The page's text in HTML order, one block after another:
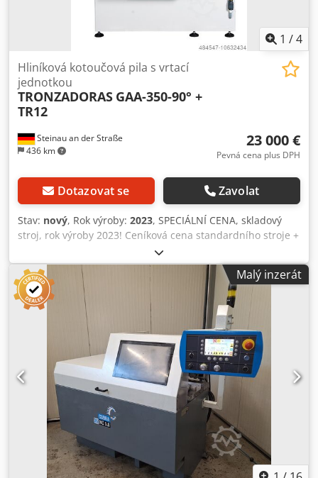
1 /4
Steinau an der Straße
436 km
Hliníková kotoučová pila s vrtací
jednotkou
TRONZADORAS GAA-350-90° +
TR12
23 000 €
Pevná cena plus DPH
Dotazovat se Zavolat
Stav: nový, Rok výroby: 2023, SPECIÁLNÍ CENA, skladový
stroj, rok výroby 2023! Ceníková cena standardního stroje +
opce minimálního mazání "LUBETOOL": 28 810 €
Dcjdomftiwspfx Aatsk SKLADOVÝ STROJ -- Plně automatická
kotoučová pila na hliník pro řezy v úhlu 90° s vrtací
jednotkou TR 12 (až do průměru 10 mm) nebo TR 20 (až do
průměru 20 mm), s jednoduchou a bezpečnou obsluhou a
vynikajícím řezným výkonem. Na tomto stroji jsou možné
pouze 90° řezy! Obrobky je možné v jednom pracovním
kroku vrtat i řezat! Technické údaje: ● Rozsah řezu: 90°
kruhový: 100 mm / čtvercový: 100 x 100 mm / obdélníkový:
170 x 60 mm ● Výkon pohonu: 1,9 kW / 400 V / 50 Hz ●
Otáčky: 3000 ot./min. ● Posuv: Jednoduchý posuv 300 mm
(dvojitý zdvih až 600 mm) ● max. řezná výška: 100 mm ●
Rozměry kotouče: 350 x 32 mm Základní výbava: ● Stroj pro
90° řez s výkonným hnacím motorem ● Přehledný, velký
ovládací panel ● Nastavení délky řezu 5 až 300 mm pomocí
ručního kola a počítadla ● Hlavní upínač se 3
Malý inzerát